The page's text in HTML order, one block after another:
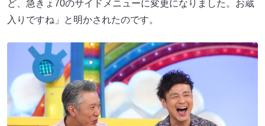
ど、急きょ70のサイドメニューに変更になりました。お蔵
入りですね」と明かされたのです。